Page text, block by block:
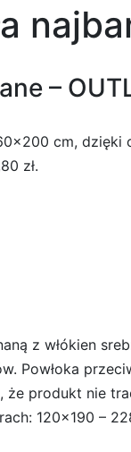
–
cm, dzięki
zł.
z włókien
produkt nie
120×190 –